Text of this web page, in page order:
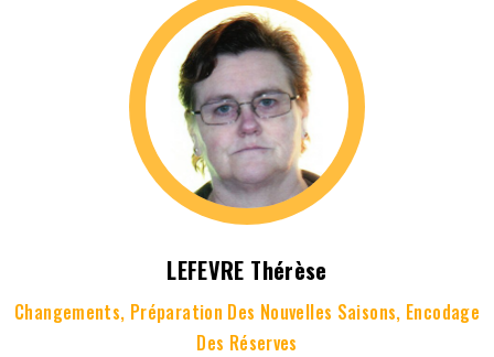
LEFEVRE Thérèse
Changements, Préparation Des Nouvelles Saisons, Encodage
Des Réserves